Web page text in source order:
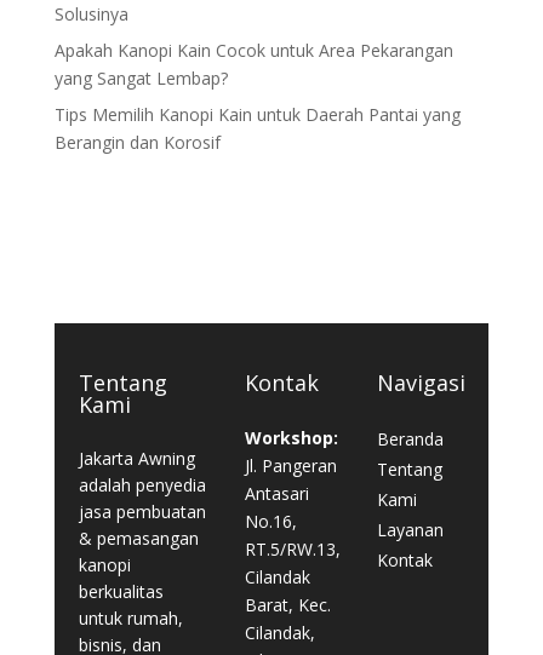
Solusinya
Apakah Kanopi Kain Cocok untuk Area Pekarangan
yang Sangat Lembap?
Tips Memilih Kanopi Kain untuk Daerah Pantai yang
Berangin dan Korosif
Tentang
Kami
Jakarta Awning
adalah penyedia
jasa pembuatan
& pemasangan
kanopi
berkualitas
untuk rumah,
bisnis, dan
Kontak
Workshop:
Jl. Pangeran
Antasari
No.16,
RT.5/RW.13,
Cilandak
Barat, Kec.
Cilandak,
Navigasi
Beranda
Tentang
Kami
Layanan
Kontak